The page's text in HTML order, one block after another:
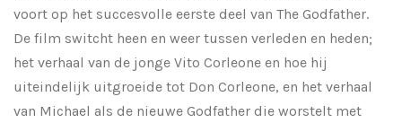
voort op het succesvolle eerste deel van The Godfather.
De film switcht heen en weer tussen verleden en heden;
het verhaal van de jonge Vito Corleone en hoe hij
uiteindelijk uitgroeide tot Don Corleone, en het verhaal
van Michael als de nieuwe Godfather die worstelt met